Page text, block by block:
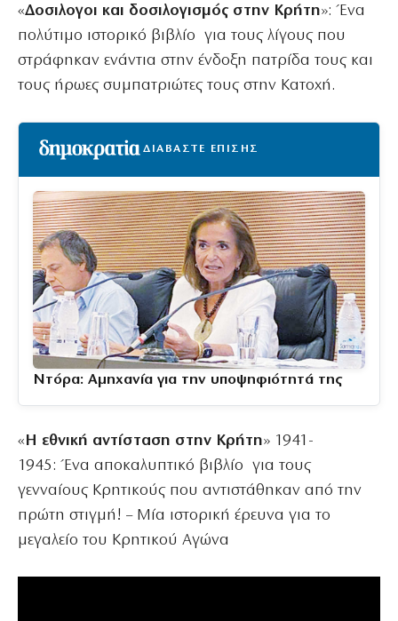
«Δοσιλογοι και δοσιλογισμός στην Κρήτη»:Ένα
πολύτιμο ιστορικό βιβλίο για τους λίγους που
στράφηκαν ενάντια στην ένδοξη πατρίδα τους και
τους ήρωες συμπατριώτες τους στην Κατοχή.
ΔΙΑΒΑΣΤΕ ΕΠΙΣΗΣ
Ντόρα: Αμηχανία για την υποψηφιότητά της
« Η εθνική αντίσταση στην Κρήτη» 1941-
1945:Ένα αποκαλυπτικό βιβλίο για τους
γενναίους Κρητικούς που αντιστάθηκαν από την
πρώτη στιγμή! – Μία ιστορική έρευνα για το
μεγαλείο του Κρητικού Αγώνα